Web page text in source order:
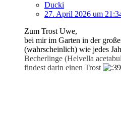
Ducki
27. April 2026 um
Zum Trost Uwe,
bei mir im Garten in der
(wahrscheinlich) wie jedes
Becherlinge (Helvella
findest darin einen Trost